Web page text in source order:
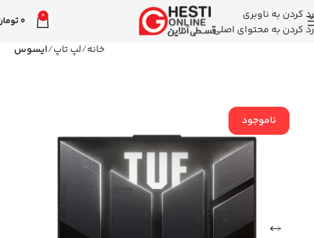
رد کردن به ناوبری
رد کردن به محتوای اصلی
0
0
خانه لپ تاپ ایسوس
ناموجود